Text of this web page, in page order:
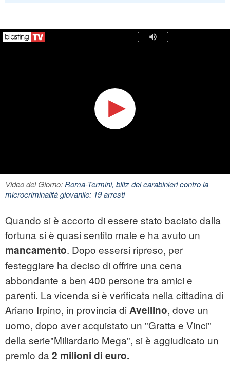
Video del Giorno:Roma-Termini, blitz dei carabinieri contro la
microcriminalità giovanile: 19 arresti
Quando si è accorto di essere stato baciato dalla
fortuna si è quasi sentito male e ha avuto un
mancamento. Dopo essersi ripreso, per
festeggiare ha deciso di offrire una cena
abbondante a ben 400 persone tra amici e
parenti. La vicenda si è verificata nella cittadina di
Ariano Irpino, in provincia di Avellino, dove un
uomo, dopo aver acquistato un "Gratta e Vinci"
della serie"Miliardario Mega", si è aggiudicato un
premio da 2 milioni di euro.